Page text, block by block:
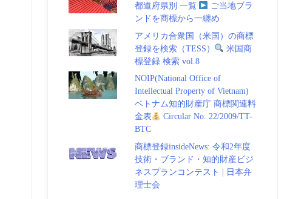
都道府県別 一覧
ご当地ブラ
ンドを商標から一纏め
アメリカ合衆国（米国）の商標
登録を検索（TESS）
米国商
標登録 検索 vol.8
NOIP(National Office of
Intellectual Property of Vietnam)
ベトナム知的財産庁 商標関連料
金表
Circular No. 22/2009/TT-
BTC
商標登録insideNews: 令和2年度
技術・ブランド・知的財産ビジ
ネスプランコンテスト | 日本弁
理士会